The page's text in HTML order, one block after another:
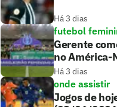
Há 3 dias
futebol
Gerente
no América-
Há 3 dias
onde assistir
Jogos de